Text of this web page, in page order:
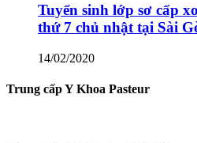
Tuyển sinh lớp sơ cấp
thứ 7 chủ nhật tại Sài
14/02/2020
Trung cấp Y Khoa Pasteur